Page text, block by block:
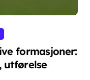
formasjoner:
utførelse